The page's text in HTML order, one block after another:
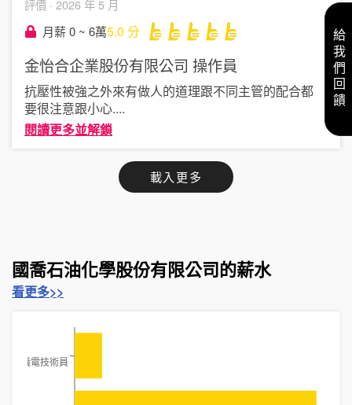
評價 · 2026 年 5 月
月薪 0 ~ 6萬5.0 分
金怡合企業股份有限公司 操作員
抗壓性被強之外來有做人的道理跟不同主管的配合都
要很注意跟小心....
閱讀更多並解鎖
載入更多
國喬石油化學股份有限公司的薪水
看更多>>
儀電技術員
給我們回饋